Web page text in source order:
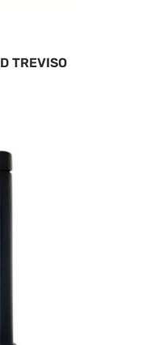
TREVISO